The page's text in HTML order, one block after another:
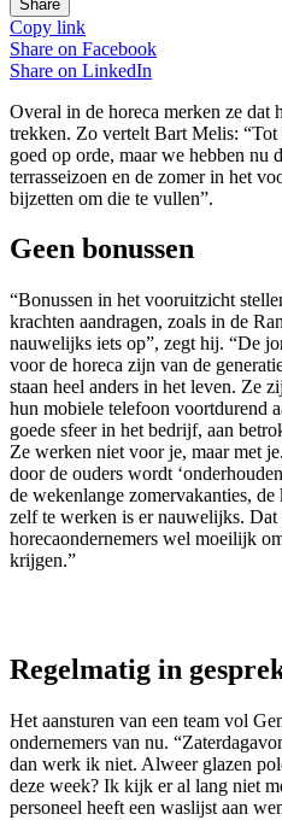
Share
Copy link
Share on Facebook
Share on LinkedIn
Overal in de horeca merken ze dat
trekken. Zo vertelt Bart Melis:
goed op orde, maar we hebben nu
terrasseizoen en de zomer in het
bijzetten om die te vullen”.
Geen bonussen
“Bonussen in het vooruitzicht
krachten aandragen, zoals in de
nauwelijks iets op”, zegt hij. “De
voor de horeca zijn van de
staan heel anders in het leven. Ze
hun mobiele telefoon voortdurend
goede sfeer in het bedrijf, aan
Ze werken niet voor je, maar met
door de ouders wordt
de wekenlange zomervakanties,
zelf te werken is er nauwelijks. Dat
horecaondernemers wel moeilijk
krijgen.”
Regelmatig in
Het aansturen van een team vol
ondernemers van nu.
dan werk ik niet. Alweer glazen
deze week? Ik kijk er al lang niet
personeel heeft een waslijst aan